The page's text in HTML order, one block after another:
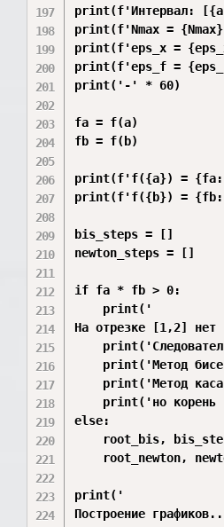
print(f'Интервал:
print(f'Nmax =
print(f'eps_x =
print(f'eps_f =
print('-' * 60)
fa = f(a)
fb = f(b)
print(f'f({a}) =
print(f'f({b}) =
bis_steps = []
newton_steps = []
if fa * fb > 0:
    print('
На отрезке [1,2] нет
print('Метод
print('Метод
print('но корень
else:
root_bis,
root_newton,
print('
Построение